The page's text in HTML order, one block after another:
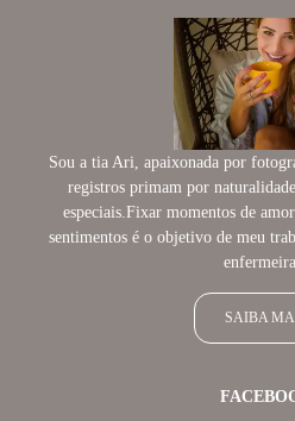
Sou a tia Ari, apaixonada por
registros primam por
especiais.Fixar momentos de
sentimentos é o objetivo de meu
SAIBA